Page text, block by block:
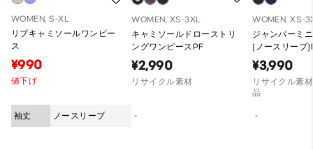
WOMEN, S-XL
リブキャミソールワンピー
ス
¥990
値下げ
袖丈 ノースリーブ
WOMEN, XS-3XL
キャミソールドローストリ
ングワンピースPF
¥2,990
リサイクル素材
-
WOMEN, XS-
ジャンパーミ
(ノースリーブ
¥3,990
リサイクル素
品
-